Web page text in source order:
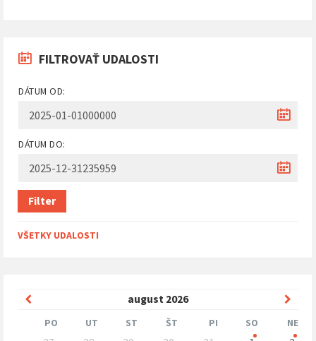
FILTROVAŤ UDALOSTI
DÁTUM OD:
DÁTUM DO:
Filter
VŠETKY UDALOSTI
august 2026
Predchádzajúci
mesiac
PO UT ST ŠT PI SO NE
Preskočit